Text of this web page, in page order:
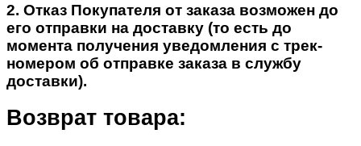
2. Отказ Покупателя от заказа возможен до
его отправки на доставку (то есть до
момента получения уведомления с трек-
номером об отправке заказа в службу
доставки).
Возврат товара: